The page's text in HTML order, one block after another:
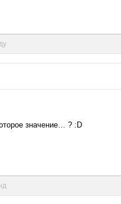
значение… ? :D